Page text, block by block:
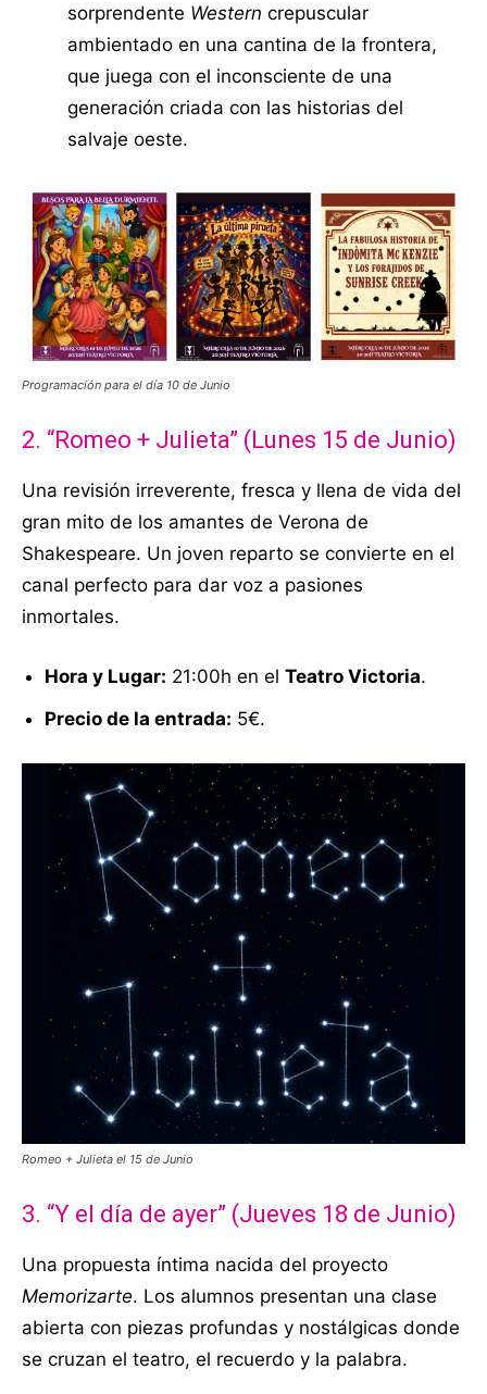
sorprendente Western crepuscular
ambientado en una cantina de la frontera,
que juega con el inconsciente de una
generación criada con las historias del
salvaje oeste.
Programación para el día 10 de Junio
2. “Romeo + Julieta” (Lunes 15 de Junio)
Una revisión irreverente, fresca y llena de vida del
gran mito de los amantes de Verona de
Shakespeare. Un joven reparto se convierte en el
canal perfecto para dar voz a pasiones
inmortales.
Hora y Lugar: 21:00h en el Teatro Victoria.
Precio de la entrada: 5€.
Romeo + Julieta el 15 de Junio
3. “Y el día de ayer” (Jueves 18 de Junio)
Una propuesta íntima nacida del proyecto
Memorizarte. Los alumnos presentan una clase
abierta con piezas profundas y nostálgicas donde
se cruzan el teatro, el recuerdo y la palabra.